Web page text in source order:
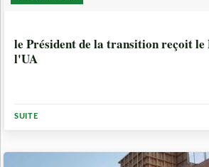
le Président de la transition reçoit le
l'UA
SUITE